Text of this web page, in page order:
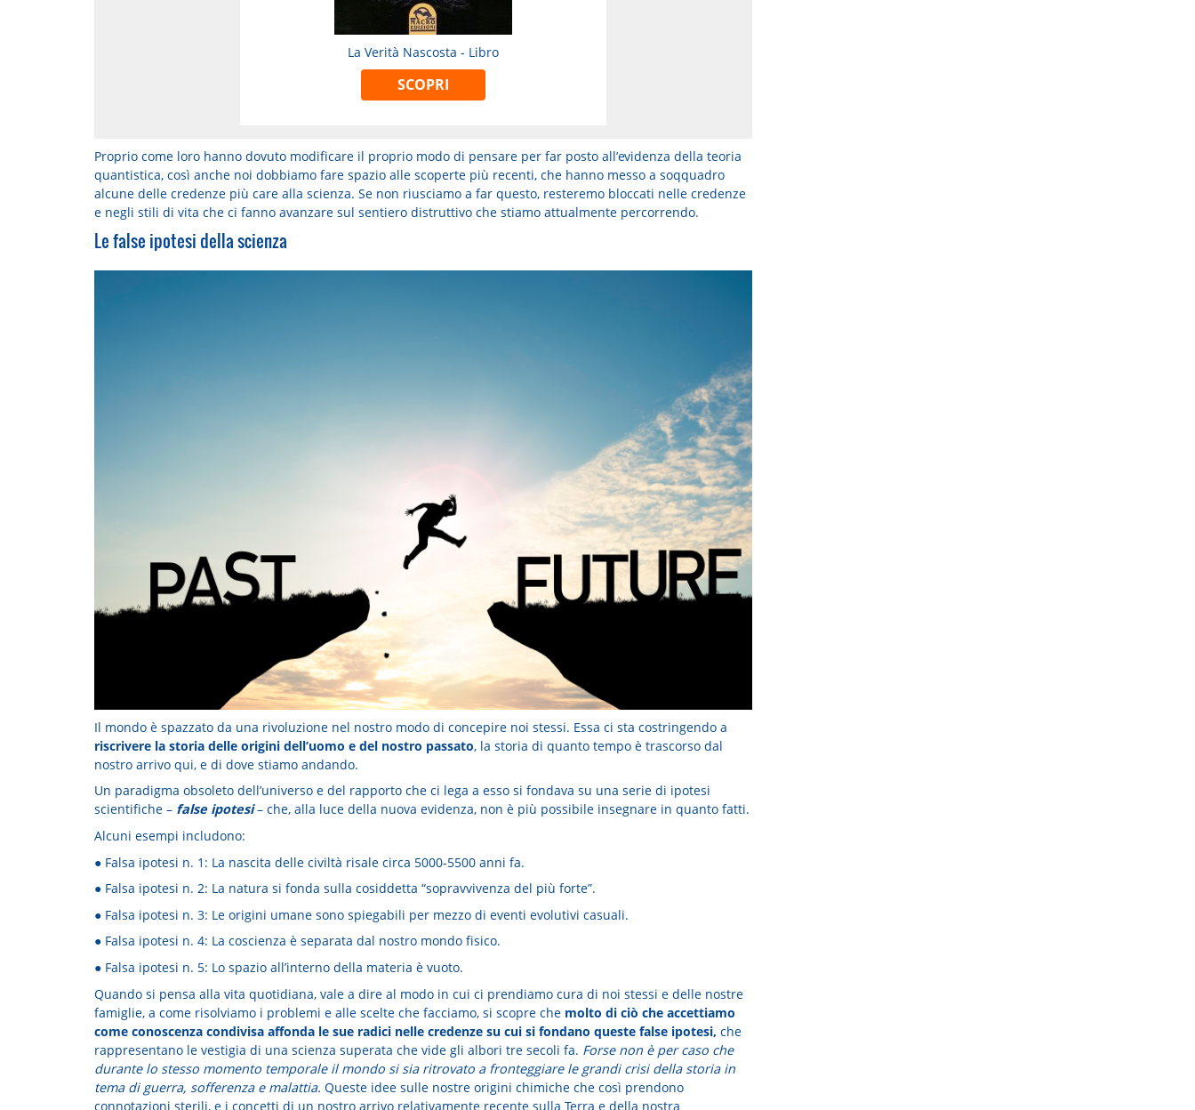
La Verità Nascosta - Libro
SCOPRI
Proprio come loro hanno dovuto modificare il proprio modo di pensare per far posto all’evidenza della teoria
quantistica, così anche noi dobbiamo fare spazio alle scoperte più recenti, che hanno messo a soqquadro
alcune delle credenze più care alla scienza. Se non riusciamo a far questo, resteremo bloccati nelle credenze
e negli stili di vita che ci fanno avanzare sul sentiero distruttivo che stiamo attualmente percorrendo.
Le false ipotesi della scienza
Il mondo è spazzato da una rivoluzione nel nostro modo di concepire noi stessi. Essa ci sta costringendo a
riscrivere la storia delle origini dell’uomo e del nostro passato, la storia di quanto tempo è trascorso dal
nostro arrivo qui, e di dove stiamo andando.
Un paradigma obsoleto dell’universo e del rapporto che ci lega a esso si fondava su una serie di ipotesi
scientifiche – false ipotesi – che, alla luce della nuova evidenza, non è più possibile insegnare in quanto fatti.
Alcuni esempi includono:
● Falsa ipotesi n. 1: La nascita delle civiltà risale circa 5000-5500 anni fa.
● Falsa ipotesi n. 2: La natura si fonda sulla cosiddetta “sopravvivenza del più forte”.
● Falsa ipotesi n. 3: Le origini umane sono spiegabili per mezzo di eventi evolutivi casuali.
● Falsa ipotesi n. 4: La coscienza è separata dal nostro mondo fisico.
● Falsa ipotesi n. 5: Lo spazio all’interno della materia è vuoto.
Quando si pensa alla vita quotidiana, vale a dire al modo in cui ci prendiamo cura di noi stessi e delle nostre
famiglie, a come risolviamo i problemi e alle scelte che facciamo, si scopre che molto di ciò che accettiamo
come conoscenza condivisa affonda le sue radici nelle credenze su cui si fondano queste false ipotesi, che
rappresentano le vestigia di una scienza superata che vide gli albori tre secoli fa. Forse non è per caso che
durante lo stesso momento temporale il mondo si sia ritrovato a fronteggiare le grandi crisi della storia in
tema di guerra, sofferenza e malattia. Queste idee sulle nostre origini chimiche che così prendono
connotazioni sterili, e i concetti di un nostro arrivo relativamente recente sulla Terra e della nostra